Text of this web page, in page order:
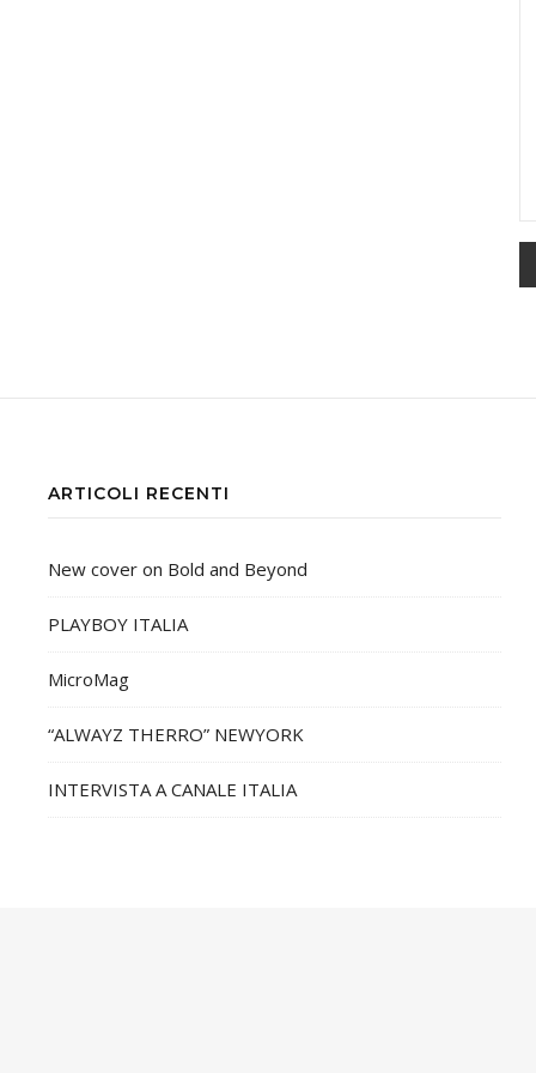
ARTICOLI RECENTI
New cover on Bold and Beyond
PLAYBOY ITALIA
MicroMag
“ALWAYZ THERRO” NEWYORK
INTERVISTA A CANALE ITALIA